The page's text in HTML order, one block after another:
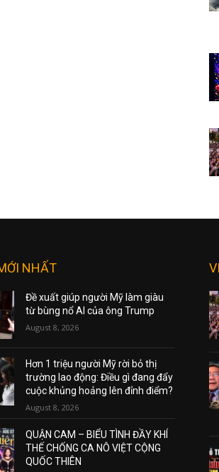
NHẤT
Đề xuất giúp người Mỹ làm giàu
từ bùng nổ AI của ông Trump
August 8, 2026
Hơn 1 triệu người Mỹ rời bỏ thị
trường lao động: Điều gì đang đẩy
cuộc khủng hoảng lên đỉnh điểm?
August 8, 2026
QUẬN CAM – BIỂU TÌNH ĐẦY KHÍ
THẾ CHỐNG CA NÔ VIỆT CỘNG
QUỐC THIÊN